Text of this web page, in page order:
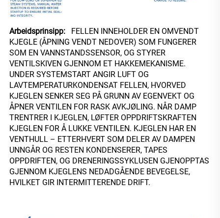
Arbeidsprinsipp:
FELLEN INNEHOLDER EN OMVENDT
KJEGLE (ÅPNING VENDT NEDOVER) SOM FUNGERER
SOM EN VANNSTANDSSENSOR, OG STYRER
VENTILSKIVEN GJENNOM ET HAKKEMEKANISME.
UNDER SYSTEMSTART ANGIR LUFT OG
LAVTEMPERATURKONDENSAT FELLEN, HVORVED
KJEGLEN SENKER SEG PÅ GRUNN AV EGENVEKT OG
ÅPNER VENTILEN FOR RASK AVKJØLING. NÅR DAMP
TRENTRER I KJEGLEN, LØFTER OPPDRIFTSKRAFTEN
KJEGLEN FOR Å LUKKE VENTILEN. KJEGLEN HAR EN
VENTHULL – ETTERHVERT SOM DELER AV DAMPEN
UNNGÅR OG RESTEN KONDENSERER, TAPES
OPPDRIFTEN, OG DRENERINGSSYKLUSEN GJENOPPTAS
GJENNOM KJEGLENS NEDADGÅENDE BEVEGELSE,
HVILKET GIR INTERMITTERENDE DRIFT.